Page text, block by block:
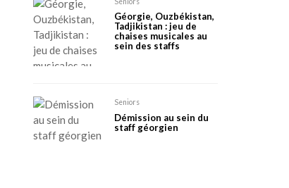
Géorgie, Ouzbékistan,
Tadjikistan : jeu de
chaises musicales au
sein des staffs
Seniors
Démission au sein du
staff géorgien